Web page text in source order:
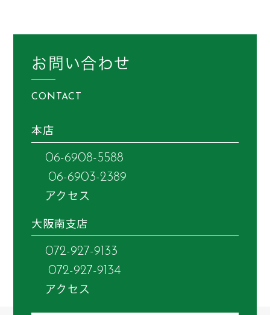
お問い合わせ
CONTACT
本店
06-6908-5588
06-6903-2389
アクセス
大阪南支店
072-927-9133
072-927-9134
アクセス